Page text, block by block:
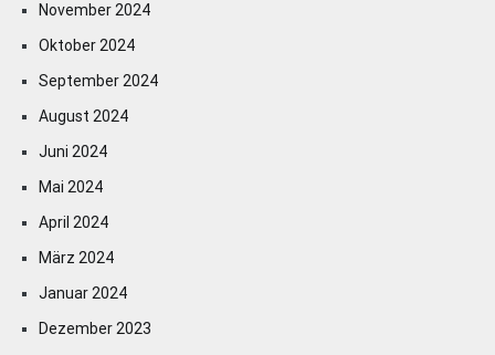
November 2024
Oktober 2024
September 2024
August 2024
Juni 2024
Mai 2024
April 2024
März 2024
Januar 2024
Dezember 2023